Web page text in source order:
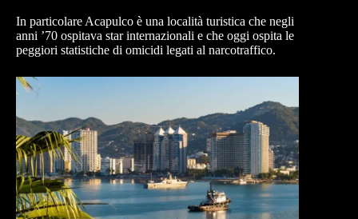
In particolare Acapulco è una località turistica che negli
anni ’70 ospitava star internazionali e che oggi ospita le
peggiori statistiche di omicidi legati al narcotraffico.